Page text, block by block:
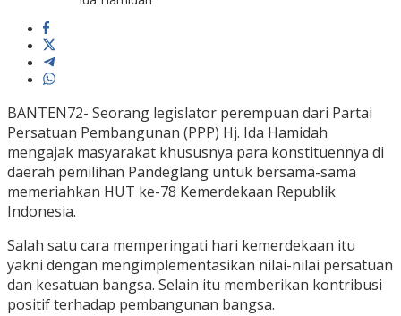
BANTEN72- Seorang legislator perempuan dari Partai
Persatuan Pembangunan (PPP) Hj. Ida Hamidah
mengajak masyarakat khususnya para konstituennya di
daerah pemilihan Pandeglang untuk bersama-sama
memeriahkan HUT ke-78 Kemerdekaan Republik
Indonesia.
Salah satu cara memperingati hari kemerdekaan itu
yakni dengan mengimplementasikan nilai-nilai persatuan
dan kesatuan bangsa. Selain itu memberikan kontribusi
positif terhadap pembangunan bangsa.